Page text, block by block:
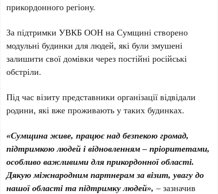
прикордонного регіону.
За підтримки УВКБ ООН на Сумщині створено
модульні будинки для людей, які були змушені
залишити свої домівки через постійні російські
обстріли.
Під час візиту представники організації відвідали
родини, які вже проживають у таких будинках.
«Сумщина живе, працює над безпекою громад,
підтримкою людей і відновленням – пріоритетами,
особливо важливими для прикордонної області.
Дякую міжнародним партнерам за візит, увагу до
нашої області та підтримку людей», – зазначив